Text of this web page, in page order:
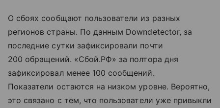
О сбоях сообщают пользователи из разных
регионов страны. По данным Downdetector, за
последние сутки зафиксировали почти
200 обращений. «Сбой.РФ» за полтора дня
зафиксировал менее 100 сообщений.
Показатели остаются на низком уровне. Вероятно,
это связано с тем, что пользователи уже привыкли